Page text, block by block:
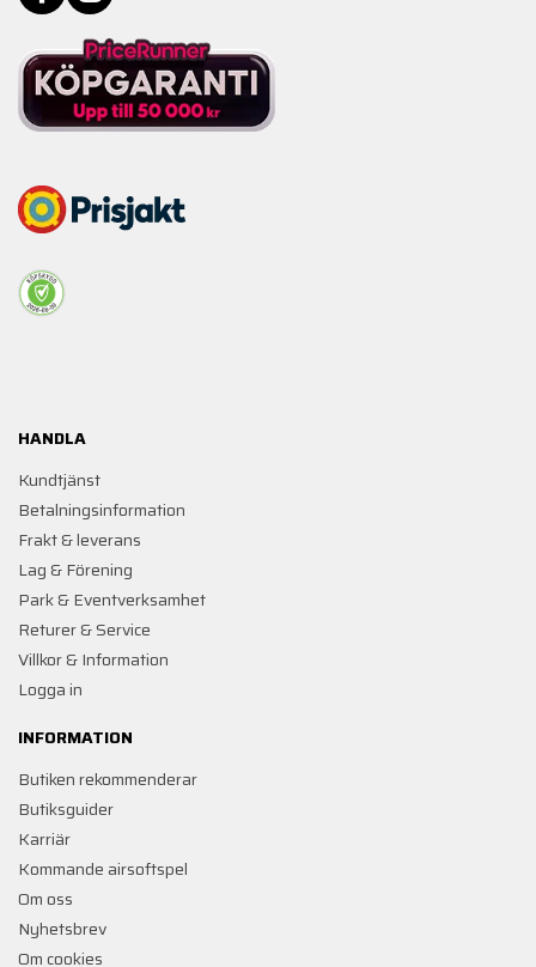
HANDLA
Kundtjänst
Betalningsinformation
Frakt & leverans
Lag & Förening
Park & Eventverksamhet
Returer & Service
Villkor & Information
Logga in
INFORMATION
Butiken rekommenderar
Butiksguider
Karriär
Kommande airsoftspel
Om oss
Nyhetsbrev
Om cookies